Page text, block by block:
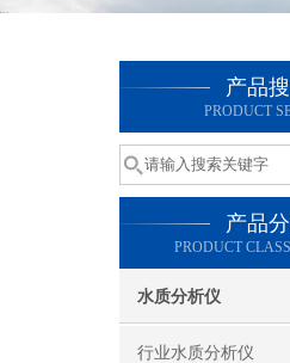
产品
PRODUCT
产品
PRODUCT
水质分析仪
行业水质分析仪